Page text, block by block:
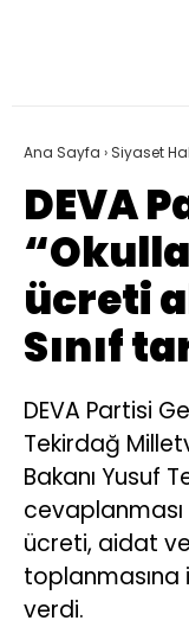
Ana Sayfa › Siyaset
DEVA
ücreti
Sınıf
DEVA Partisi
Tekirdağ
Bakanı Yusuf
ücreti, aidat
toplanmasına
verdi.